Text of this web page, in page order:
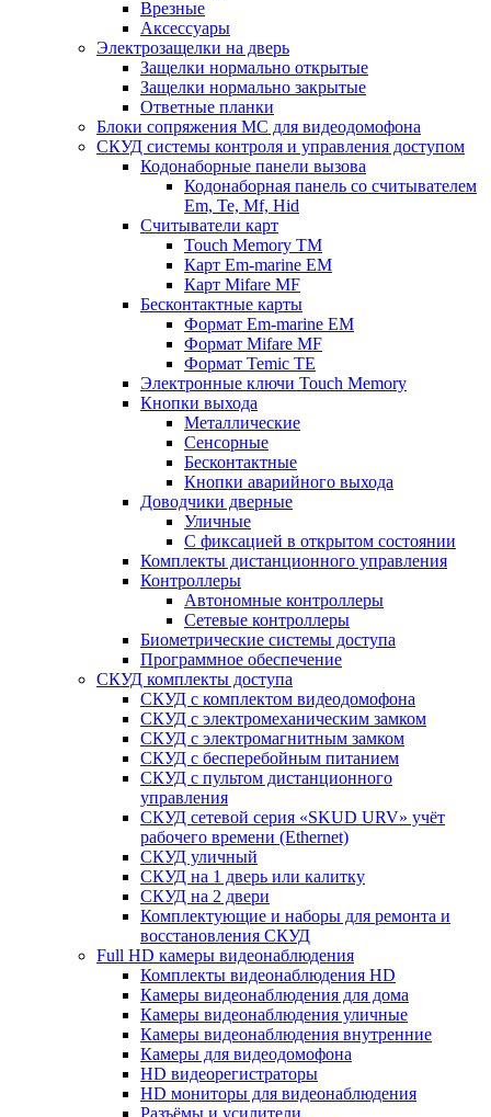
Врезные
Аксессуары
Электрозащелки на дверь
Защелки нормально открытые
Защелки нормально закрытые
Ответные планки
Блоки сопряжения МС для видеодомофона
СКУД системы контроля и управления доступом
Кодонаборные панели вызова
Кодонаборная панель со считывателем
Em, Te, Mf, Hid
Считыватели карт
Touch Memory TM
Карт Em-marine EM
Карт Mifare MF
Бесконтактные карты
Формат Em-marine EM
Формат Mifare MF
Формат Temic TE
Электронные ключи Touch Memory
Кнопки выхода
Металлические
Сенсорные
Бесконтактные
Кнопки аварийного выхода
Доводчики дверные
Уличные
С фиксацией в открытом состоянии
Комплекты дистанционного управления
Контроллеры
Автономные контроллеры
Сетевые контроллеры
Биометрические системы доступа
Программное обеспечение
СКУД комплекты доступа
СКУД с комплектом видеодомофона
СКУД с электромеханическим замком
СКУД с электромагнитным замком
СКУД с бесперебойным питанием
СКУД с пультом дистанционного
управления
СКУД сетевой серия «SKUD URV» учёт
рабочего времени (Ethernet)
СКУД уличный
СКУД на 1 дверь или калитку
СКУД на 2 двери
Комплектующие и наборы для ремонта и
восстановления СКУД
Full HD камеры видеонаблюдения
Комплекты видеонаблюдения HD
Камеры видеонаблюдения для дома
Камеры видеонаблюдения уличные
Камеры видеонаблюдения внутренние
Камеры для видеодомофона
HD видеорегистраторы
HD мониторы для видеонаблюдения
Разъёмы и усилители